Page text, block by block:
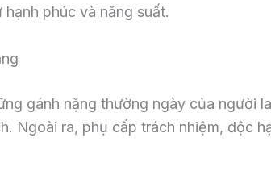
phúc và năng suất.
gánh nặng thường ngày của người
Ngoài ra, phụ cấp trách nhiệm, độc